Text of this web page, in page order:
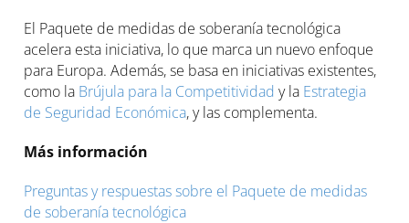
El Paquete de medidas de soberanía tecnológica
acelera esta iniciativa, lo que marca un nuevo enfoque
para Europa. Además, se basa en iniciativas existentes,
como la Brújula para la Competitividad y la Estrategia
de Seguridad Económica, y las complementa.
Más información
Preguntas y respuestas sobre el Paquete de medidas
de soberanía tecnológica